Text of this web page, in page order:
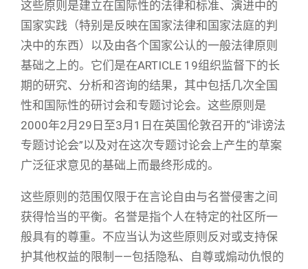
这些原则是建立在国际性的法律和标准、演进中的
国家实践（特别是反映在国家法律和国家法庭的判
决中的东西）以及由各个国家公认的一般法律原则
基础之上的。它们是在ARTICLE 19组织监督下的长
期的研究、分析和咨询的结果，其中包括几次全国
性和国际性的研讨会和专题讨论会。这些原则是
2000年2月29日至3月1日在英国伦敦召开的“诽谤法
专题讨论会”以及对在这次专题讨论会上产生的草案
广泛征求意见的基础上而最终形成的。
这些原则的范围仅限于在言论自由与名誉侵害之间
获得恰当的平衡。名誉是指个人在特定的社区所一
般具有的尊重。不应当认为这些原则反对或支持保
护其他权益的限制——包括隐私、自尊或煽动仇恨的